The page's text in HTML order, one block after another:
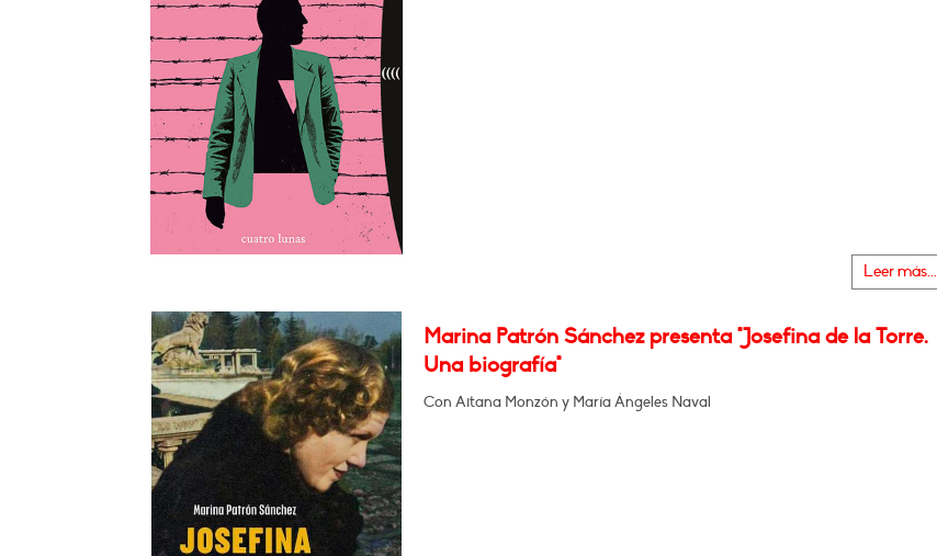
Leer más...
Marina Patrón Sánchez presenta "Josefina de la Torre.
Una biografía"
Con Aitana Monzón y María Ángeles Naval